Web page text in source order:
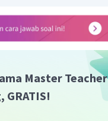
Master Teacher
GRATIS!